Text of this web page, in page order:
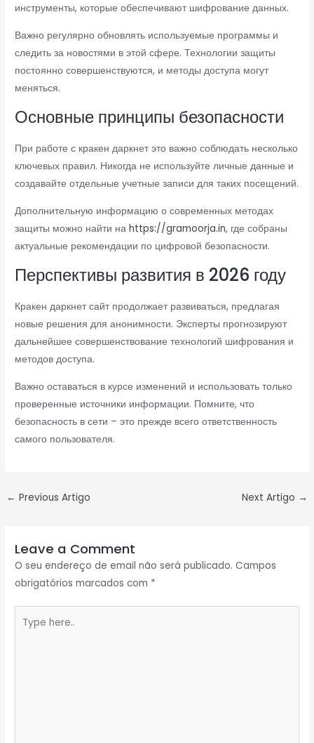
инструменты, которые обеспечивают шифрование данных.
Важно регулярно обновлять используемые программы и
следить за новостями в этой сфере. Технологии защиты
постоянно совершенствуются, и методы доступа могут
меняться.
Основные принципы безопасности
При работе с кракен даркнет это важно соблюдать несколько
ключевых правил. Никогда не используйте личные данные и
создавайте отдельные учетные записи для таких посещений.
Дополнительную информацию о современных методах
защиты можно найти наhttps://gramoorja.in, где собраны
актуальные рекомендации по цифровой безопасности.
Перспективы развития в 2026 году
Кракен даркнет сайт продолжает развиваться, предлагая
новые решения для анонимности. Эксперты прогнозируют
дальнейшее совершенствование технологий шифрования и
методов доступа.
Важно оставаться в курсе изменений и использовать только
проверенные источники информации. Помните, что
безопасность в сети – это прежде всего ответственность
самого пользователя.
← Previous Artigo Next Artigo →
Leave a Comment
O seu endereço de email não será publicado. Campos
obrigatórios marcados com *
here..